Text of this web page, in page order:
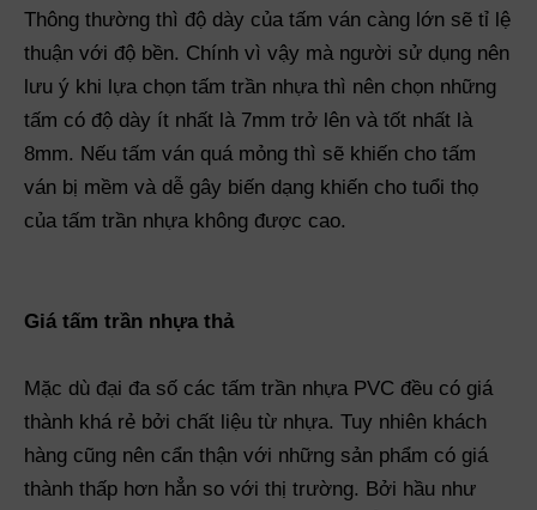
Thông thường thì độ dày của tấm ván càng lớn sẽ tỉ lệ
thuận với độ bền. Chính vì vậy mà người sử dụng nên
lưu ý khi lựa chọn tấm trần nhựa thì nên chọn những
tấm có độ dày ít nhất là 7mm trở lên và tốt nhất là
8mm. Nếu tấm ván quá mỏng thì sẽ khiến cho tấm
ván bị mềm và dễ gây biến dạng khiến cho tuổi thọ
của tấm trần nhựa không được cao.
Giá tấm trần nhựa thả
Mặc dù đại đa số các tấm trần nhựa PVC đều có giá
thành khá rẻ bởi chất liệu từ nhựa. Tuy nhiên khách
hàng cũng nên cẩn thận với những sản phẩm có giá
thành thấp hơn hẳn so với thị trường. Bởi hầu như